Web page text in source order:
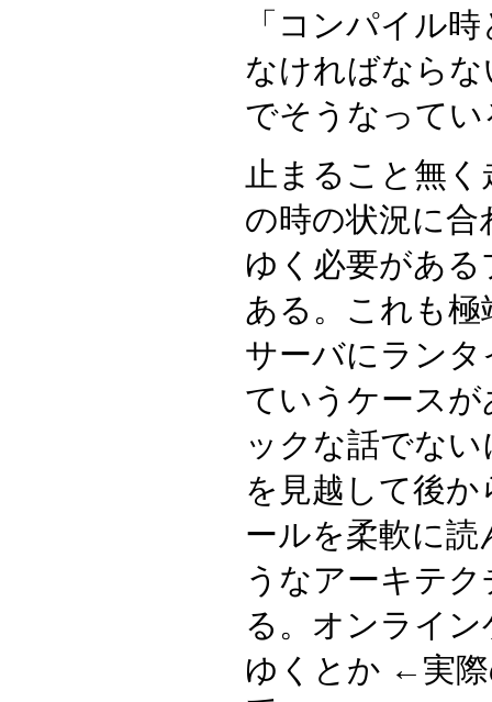
「コンパイル
なければなら
でそうなって
止まること無
の時の状況に
ゆく必要があ
ある。これも
サーバにラン
ていうケース
ックな話でな
を見越して後
ールを柔軟に
うなアーキテ
る。オンライ
ゆくとか ←実